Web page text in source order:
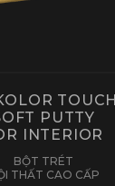
TOUCH
PUTTY
INTERIOR
BỘT TRÉT
THẤT CAO CẤP